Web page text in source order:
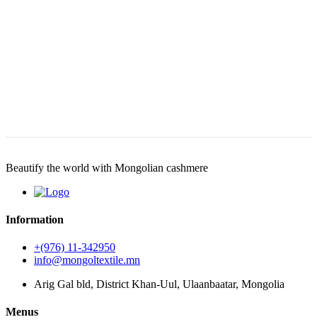
Beautify the world with Mongolian cashmere
Information
+(976) 11-342950
info@mongoltextile.mn
Arig Gal bld, District Khan-Uul, Ulaanbaatar, Mongolia
Menus